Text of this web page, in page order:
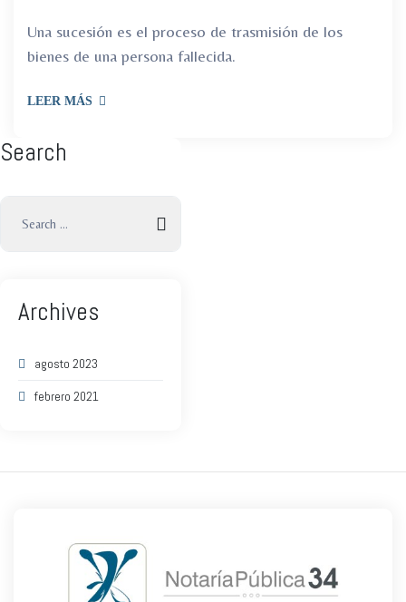
Una sucesión es el proceso de trasmisión de los
bienes de una persona fallecida.
LEER MÁS
Search
Archives
agosto 2023
febrero 2021